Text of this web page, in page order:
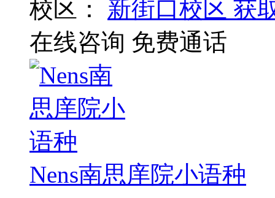
校区： 新街口校区 获
在线咨询 免费通话
Nens南思庠院小语种